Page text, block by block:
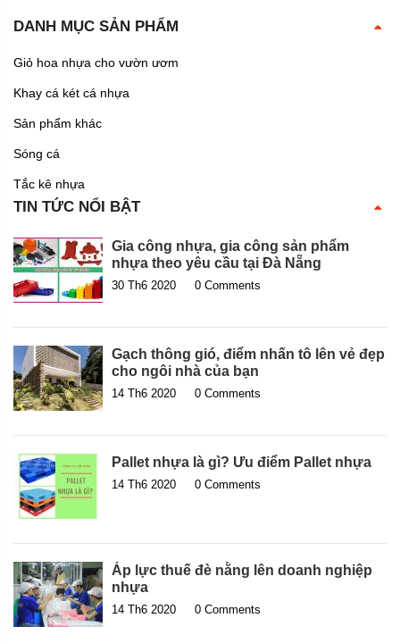
DANH MỤC SẢN PHẨM
Giỏ hoa nhựa cho vườn ươm
Khay cá két cá nhựa
Sản phẩm khác
Sóng cá
Tắc kê nhựa
TIN TỨC NỔI BẬT
Gia công nhựa, gia công sản phẩm
nhựa theo yêu cầu tại Đà Nẵng
30 Th6 2020 0 Comments
Gạch thông gió, điểm nhấn tô lên vẻ đẹp
cho ngôi nhà của bạn
14 Th6 2020 0 Comments
Pallet nhựa là gì? Ưu điểm Pallet nhựa
14 Th6 2020 0 Comments
Áp lực thuế đè nằng lên doanh nghiệp
nhựa
14 Th6 2020 0 Comments